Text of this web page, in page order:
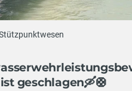
geschlagen🛶🛟